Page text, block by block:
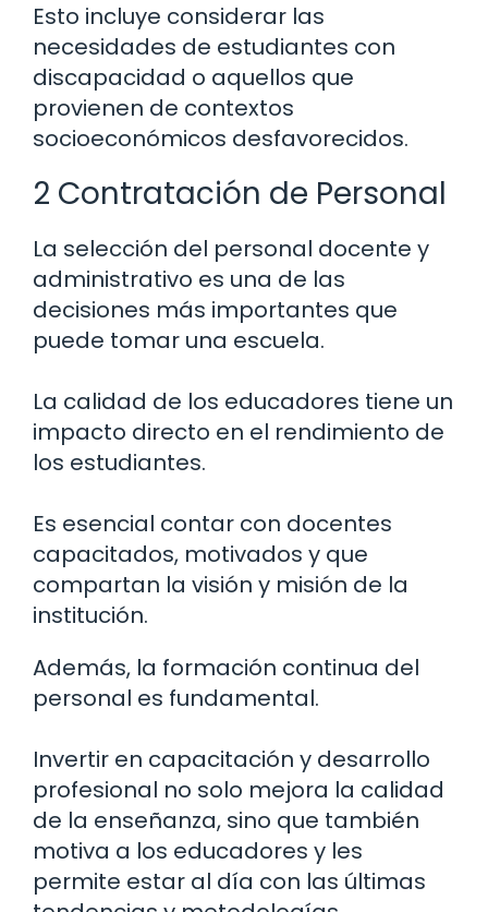
Esto incluye considerar las
necesidades de estudiantes con
discapacidad o aquellos que
provienen de contextos
socioeconómicos desfavorecidos.
2 Contratación de Personal
La selección del personal docente y
administrativo es una de las
decisiones más importantes que
puede tomar una escuela.
La calidad de los educadores tiene un
impacto directo en el rendimiento de
los estudiantes.
Es esencial contar con docentes
capacitados, motivados y que
compartan la visión y misión de la
institución.
Además, la formación continua del
personal es fundamental.
Invertir en capacitación y desarrollo
profesional no solo mejora la calidad
de la enseñanza, sino que también
motiva a los educadores y les
permite estar al día con las últimas